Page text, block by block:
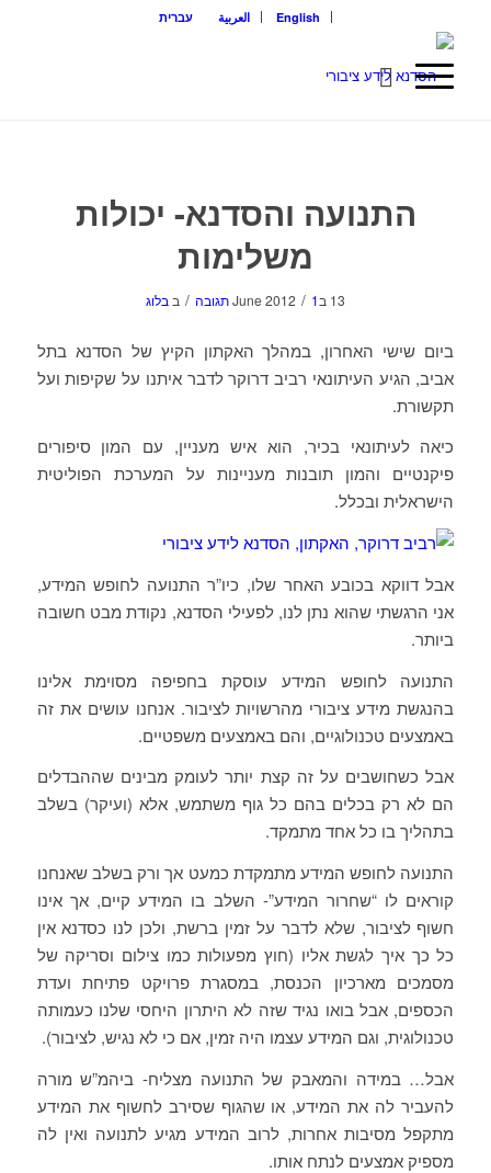
English العربية עברית
התנועה והסדנא- יכולות
משלימות
13 בJune 2012 / 1 תגובה / ב בלוג
ביום שישי האחרון, במהלך האקתון הקיץ של הסדנא בתל
אביב, הגיע העיתונאי רביב דרוקר לדבר איתנו על שקיפות ועל
תקשורת.
כיאה לעיתונאי בכיר, הוא איש מעניין, עם המון סיפורים
פיקנטיים והמון תובנות מעניינות על המערכת הפוליטית
הישראלית ובכלל.
אבל דווקא בכובע האחר שלו, כיו”ר התנועה לחופש המידע,
אני הרגשתי שהוא נתן לנו, לפעילי הסדנא, נקודת מבט חשובה
ביותר.
התנועה לחופש המידע עוסקת בחפיפה מסוימת אלינו
בהנגשת מידע ציבורי מהרשויות לציבור. אנחנו עושים את זה
באמצעים טכנולוגיים, והם באמצעים משפטיים.
אבל כשחושבים על זה קצת יותר לעומק מבינים שההבדלים
הם לא רק בכלים בהם כל גוף משתמש, אלא (ועיקר) בשלב
בתהליך בו כל אחד מתמקד.
התנועה לחופש המידע מתמקדת כמעט אך ורק בשלב שאנחנו
קוראים לו “שחרור המידע”- השלב בו המידע קיים, אך אינו
חשוף לציבור, שלא לדבר על זמין ברשת, ולכן לנו כסדנא אין
כל כך איך לגשת אליו (חוץ מפעולות כמו צילום וסריקה של
מסמכים מארכיון הכנסת, במסגרת פרויקט פתיחת ועדת
הכספים, אבל בואו נגיד שזה לא היתרון היחסי שלנו כעמותה
טכנולוגית, וגם המידע עצמו היה זמין, אם כי לא נגיש, לציבור).
אבל… במידה והמאבק של התנועה מצליח- ביהמ”ש מורה
להעביר לה את המידע, או שהגוף שסירב לחשוף את המידע
מתקפל מסיבות אחרות, לרוב המידע מגיע לתנועה ואין לה
מספיק אמצעים לנתח אותו.